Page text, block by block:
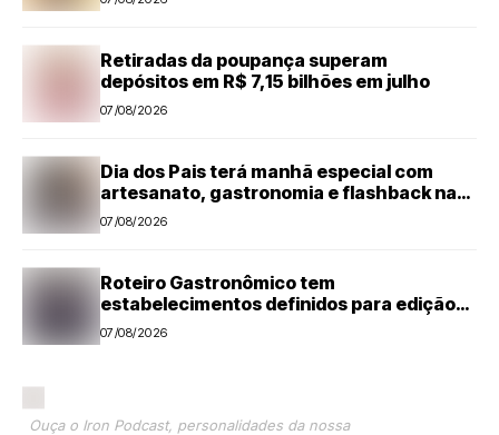
Retiradas da poupança superam
depósitos em R$ 7,15 bilhões em julho
07/08/2026
Dia dos Pais terá manhã especial com
artesanato, gastronomia e flashback na
Estação Cultural de Santa Bárbara
07/08/2026
Roteiro Gastronômico tem
estabelecimentos definidos para edição
de 2026
07/08/2026
Ouça o Iron Podcast, personalidades da nossa